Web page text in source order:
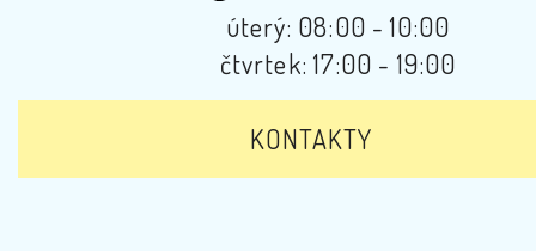
úterý: 08:00 - 10:00
čtvrtek: 17:00 - 19:00
KONTAKTY